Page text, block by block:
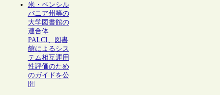
米・ペンシル
バニア州等の
大学図書館の
連合体
PALCI、図書
館によるシス
テム相互運用
性評価のため
のガイドを公
開